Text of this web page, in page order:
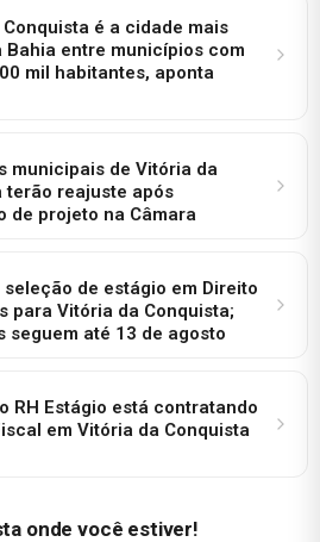
é a cidade mais
Bahia entre municípios com
mil habitantes, aponta
municipais de Vitória da
terão reajuste após
de projeto na Câmara
seleção de estágio em Direito
para Vitória da Conquista;
seguem até 13 de agosto
RH Estágio está contratando
em Vitória da Conquista
onde você estiver!